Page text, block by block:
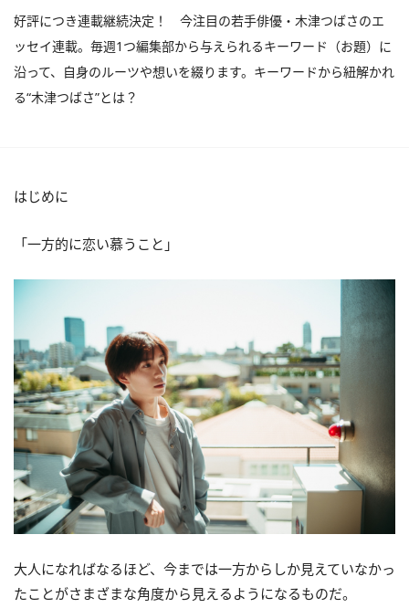
好評につき連載継続決定！ 今注目の若手俳優・木津つばさのエ
ッセイ連載。毎週1つ編集部から与えられるキーワード（お題）に
沿って、自身のルーツや想いを綴ります。キーワードから紐解かれ
る“木津つばさ”とは？
はじめに
「一方的に恋い慕うこと」
大人になればなるほど、今までは一方からしか見えていなかっ
たことがさまざまな角度から見えるようになるものだ。